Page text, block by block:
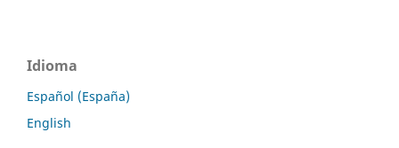
Idioma
Español (España)
English